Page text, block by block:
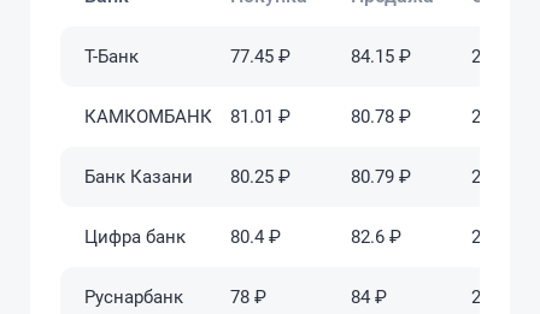
Т-Банк 77.45 ₽ 84.15 ₽ 2025-
КАМКОМБАНК 81.01 ₽ 80.78 ₽ 2025-
Банк Казани 80.25 ₽ 80.79 ₽ 2025-
Цифра банк 80.4 ₽ 82.6 ₽ 2025-
Руснарбанк 78 ₽ 84 ₽ 2025-